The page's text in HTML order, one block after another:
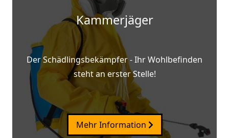
Kammerjäger
Der Schädlingsbekämpfer - Ihr Wohlbefinden
steht an erster Stelle!
Mehr Information